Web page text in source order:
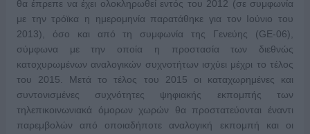
θα έπρεπε να έχει ολοκληρωθεί εντός του 2012 (σε συμφωνία
με την τρόϊκα η ημερομηνία παρατάθηκε για τον Ιούνιο του
2013), όσο και από τη συμφωνία της Γενεύης (GE-06),
σύμφωνα με την οποία η προστασία των διεθνώς
κατοχυρωμένων αναλογικών συχνοτήτων ισχύει μέχρι το τέλος
του 2015. Μετά το τέλος του 2015 οι καταχωρημένες και
συντονισμένες συχνότητες ψηφιακής εκπομπής των
τηλεπικοινωνιακά όμορων χωρών θα προστατεύονται έναντι
παρεμβολών από οποιαδήποτε αναλογική εκπομπή και οι